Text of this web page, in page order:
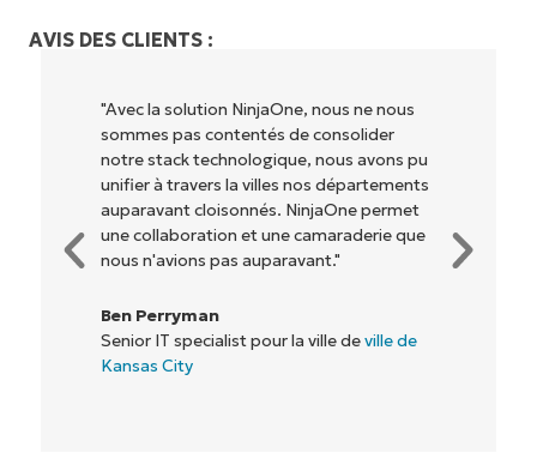
AVIS DES CLIENTS :
nous ne nous
de consolider
nous avons pu
nos départements
NinjaOne permet
une camaraderie que
pour la ville deville de
"NinjaOne permet à notre
qu'aux propriétaires et
lesquels nous travaillons)
rentables. Tout le monde
Rory McCune
Directeur informatique